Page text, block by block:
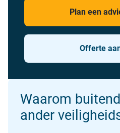
Plan een
Offerte
Waarom
ander